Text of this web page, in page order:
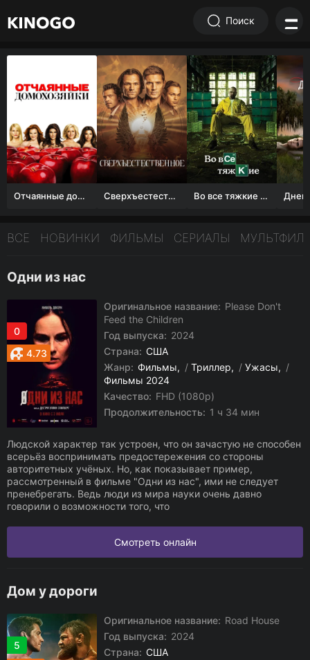
Поиск
Отчаянные домохозяйки (1 сезон) Сверхъестественное Во все тяжкие 1-5 сезон
ВСЕ НОВИНКИ ФИЛЬМЫ СЕРИАЛЫ
Одни из нас
0
4.73
Оригинальное название: Please Don't
Feed the Children
Год выпуска: 2024
Страна: США
Жанр: Фильмы / Триллер / Ужасы
/
Фильмы 2024
Качество: FHD (1080p)
Продолжительность: 1 ч 34 мин
Людской характер так устроен, что он зачастую не способен
всерьёз воспринимать предостережения со стороны
авторитетных учёных. Но, как показывает пример,
рассмотренный в фильме "Одни из нас", ими не следует
пренебрегать. Ведь люди из мира науки очень давно
говорили о возможности того, что
Смотреть онлайн
Дом у дороги
5
Оригинальное название: Road House
Год выпуска: 2024
Страна: США